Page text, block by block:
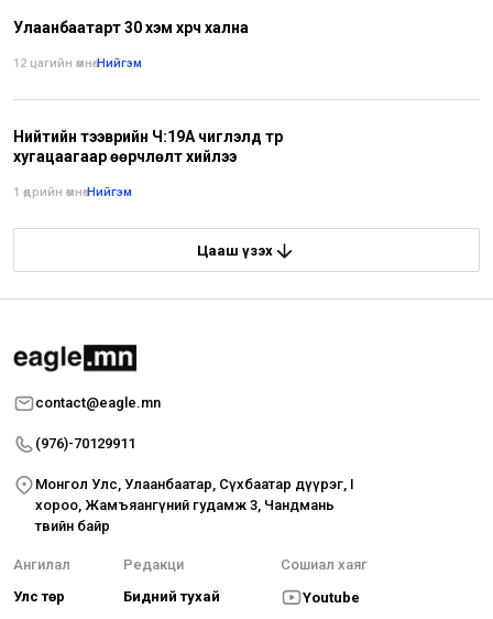
Улаанбаатарт 30 хэм хүрч хална
12 цагийн өмнө•Нийгэм
Нийтийн тээврийн Ч:19А чиглэлд түр
хугацаагаар өөрчлөлт хийлээ
1 өдрийн өмнө•Нийгэм
Цааш үзэх
contact@eagle.mn
(976)-70129911
Монгол Улс, Улаанбаатар, Сүхбаатар дүүрэг, I
хороо, Жамъяангүний гудамж 3, Чандмань
төвийн байр
Ангилал
Улс төр
Редакци
Бидний тухай
Сошиал хаяг
Youtube